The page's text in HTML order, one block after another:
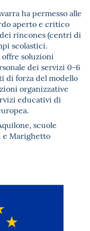
ha permesso alle
aperto e critico
rincones (centri di
scolastici.
soluzioni
dei servizi 0-6
di forza del modello
organizzative
educativi di
scuole
e Marighetto